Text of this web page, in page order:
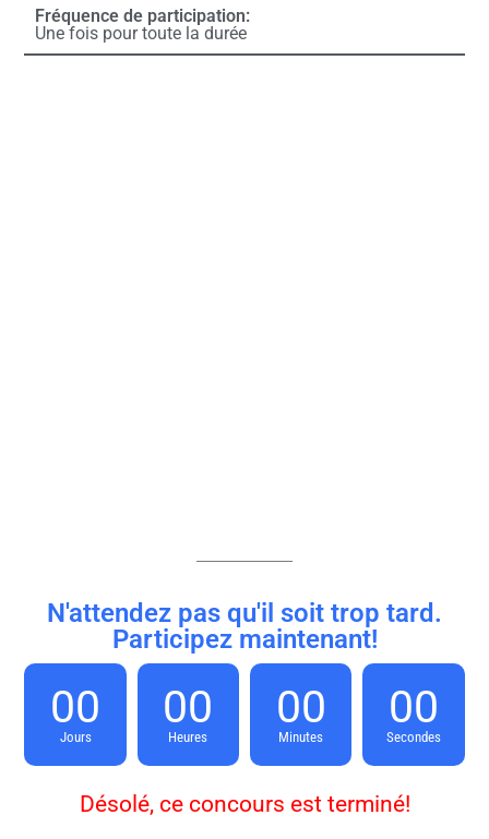
Fréquence de participation:
Une fois pour toute la durée
N'attendez pas qu'il soit trop tard.
Participez maintenant!
00
Jours
00
Heures
00
Minutes
00
Secondes
Désolé, ce concours est terminé!